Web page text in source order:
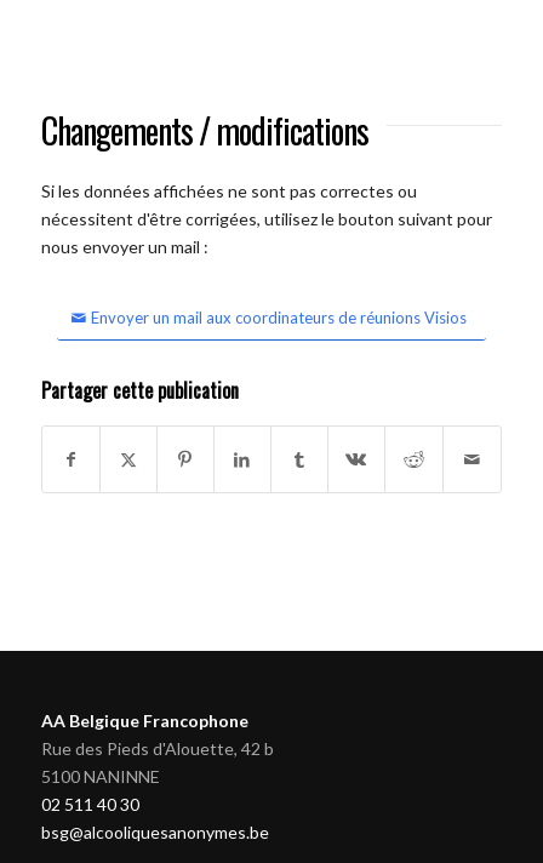
Changements / modifications
Si les données affichées ne sont pas correctes ou
nécessitent d'être corrigées, utilisez le bouton suivant pour
nous envoyer un mail :
Envoyer un mail aux coordinateurs de réunions Visios
Partager cette publication
AA Belgique Francophone
Rue des Pieds d'Alouette, 42 b
5100 NANINNE
02 511 40 30
bsg@alcooliquesanonymes.be